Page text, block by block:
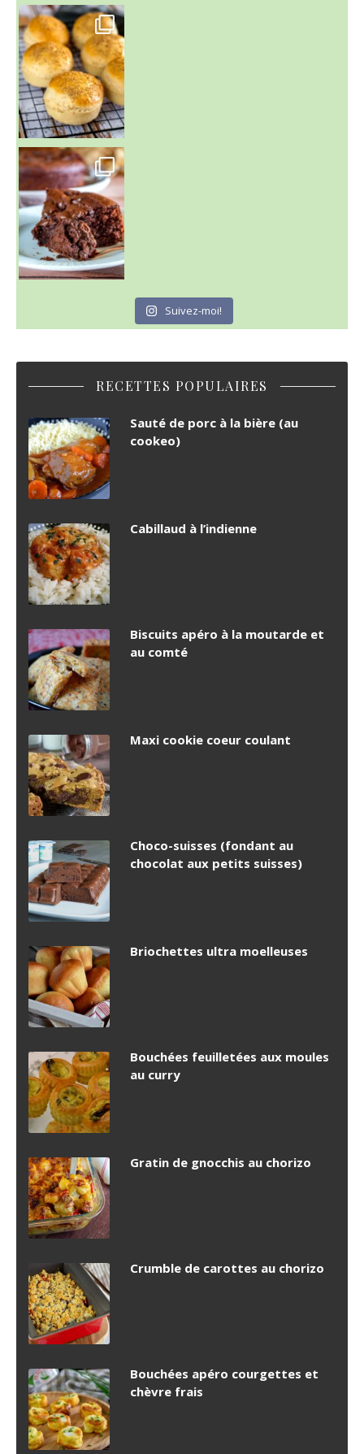
~ BUNS MAISON ~
Un peu de boulange par ici au
~ GÂTEAU FONDANT CHOCO NOISETTE ~
C'est lundi
Suivez-moi!
RECETTES POPULAIRES
Sauté de porc à la bière (au
cookeo)
Cabillaud à l’indienne
Biscuits apéro à la moutarde et
au comté
Maxi cookie coeur coulant
Choco-suisses (fondant au
chocolat aux petits suisses)
Briochettes ultra moelleuses
Bouchées feuilletées aux moules
au curry
Gratin de gnocchis au chorizo
Crumble de carottes au chorizo
Bouchées apéro courgettes et
chèvre frais